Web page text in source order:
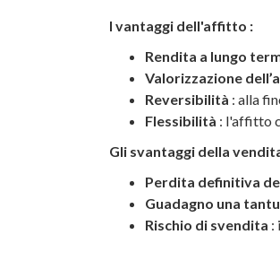
I vantaggi dell'affitto :
Rendita a lungo
Valorizzazione
Reversibilità : alla
Flessibilità : l'affitto
Gli svantaggi della
Perdita definitiva
Guadagno una
Rischio di svendita :